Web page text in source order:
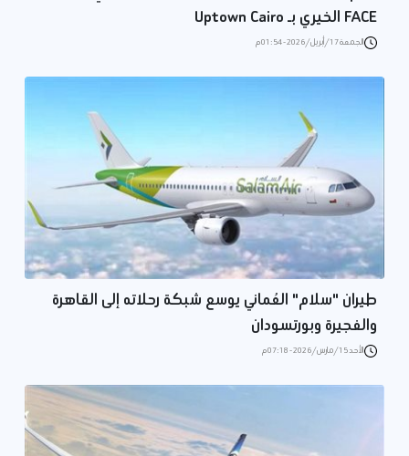
FACE الخيري بـ Uptown Cairo
الجمعة 17/أبريل/2026 - 01:54 م
طيران "سلام" العُماني يوسع شبكة رحلاته إلى القاهرة
والفجيرة وبورتسودان
الأحد 15/مارس/2026 - 07:18 م